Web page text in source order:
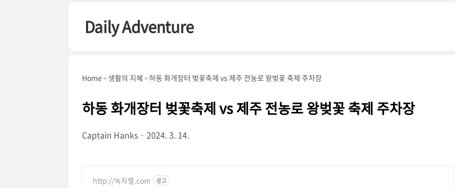
Daily Adventure
Home 생활의 지혜 하동 화개장터 벚꽃축제 vs 제주 전농로 왕벚꽃 축제 주차장
하동 화개장터 벚꽃축제 vs 제주 전농로 왕벚꽃 축제 주차장
Captain Hanks 2024. 3. 14.
http://녹차별.com 광고